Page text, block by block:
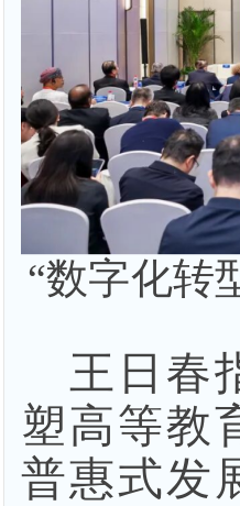
“数字化转
王日春
塑高等教
普惠式发